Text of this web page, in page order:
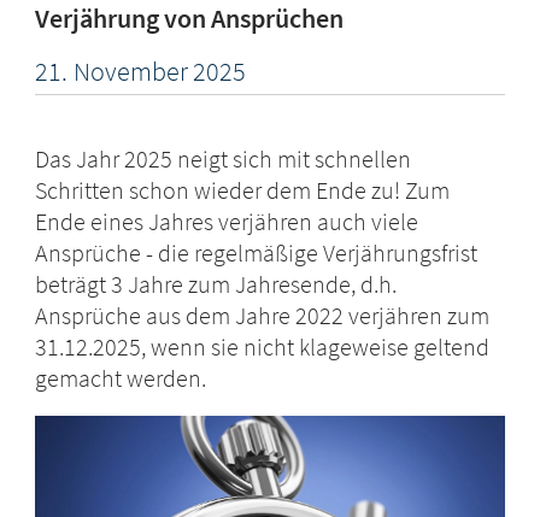
Verjährung von Ansprüchen
21. November2025
Das Jahr 2025 neigt sich mit schnellen
Schritten schon wieder dem Ende zu! Zum
Ende eines Jahres verjähren auch viele
Ansprüche - die regelmäßige Verjährungsfrist
beträgt 3 Jahre zum Jahresende, d.h.
Ansprüche aus dem Jahre 2022 verjähren zum
31.12.2025, wenn sie nicht klageweise geltend
gemacht werden.